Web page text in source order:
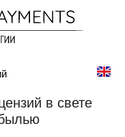
в свете